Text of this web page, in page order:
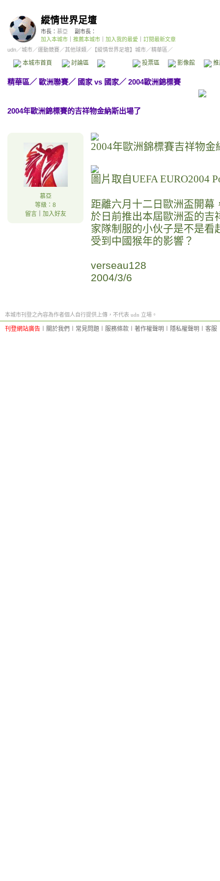
縱情世界足壇
市長： 慕亞
副市長：
加入本城市
推薦本城市 加入我的最愛
訂閱最新文章
udn／城市／運動競賽／其他球類 ／ 【縱情世界足壇】城市／精華區／
本城市首頁 討論區 精華區 投票區 影像館
精華區／ 歐洲聯賽／ 國家 vs 國家／ 2004歐洲錦標賽
2004年歐洲錦標賽的吉祥物金納斯出場了
慕亞
等級：8
留言｜ 加入好友
2004年歐洲錦標賽吉祥物金
圖片取自UEFA EURO2004
距離六月十二日歐洲盃開
於日前推出本屆歐洲盃的吉
家隊制服的小伙子是不是看
受到中國猴年的影響？
verseau128
2004/3/6
本城市刊登之內容為作者個人自行提供上傳，不代表 udn 立場。
刊登網站廣告 關於我們 常見問題 服務條款 著作權聲明 隱私權聲明 客服